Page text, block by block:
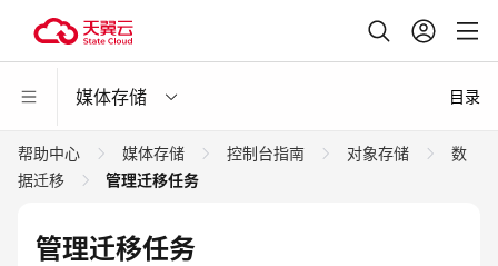
媒体存储 目录
帮助中心 媒体存储 控制台指南 对象存储
数
据迁移
管理迁移任务
管理迁移任务